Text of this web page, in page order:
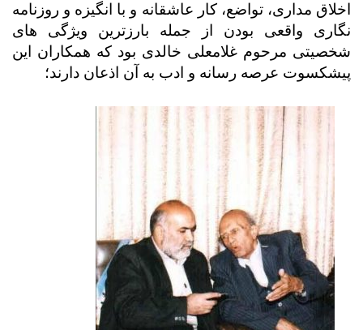
اخلاق مداری، تواضع، کار عاشقانه و با انگیزه و روزنامه
نگاری واقعی بودن از جمله بارزترین ویژگی های
شخصیتی مرحوم غلامعلی خالدی بود که همکاران این
پیشکسوت عرصه رسانه و ادب به آن اذعان دارند؛